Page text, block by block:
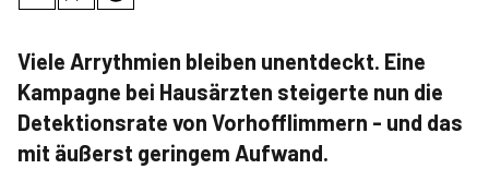
Viele Arrythmien bleiben unentdeckt. Eine
Kampagne bei Hausärzten steigerte nun die
Detektionsrate von Vorhofflimmern - und das
mit äußerst geringem Aufwand.